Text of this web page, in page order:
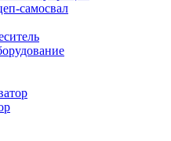
самосвал